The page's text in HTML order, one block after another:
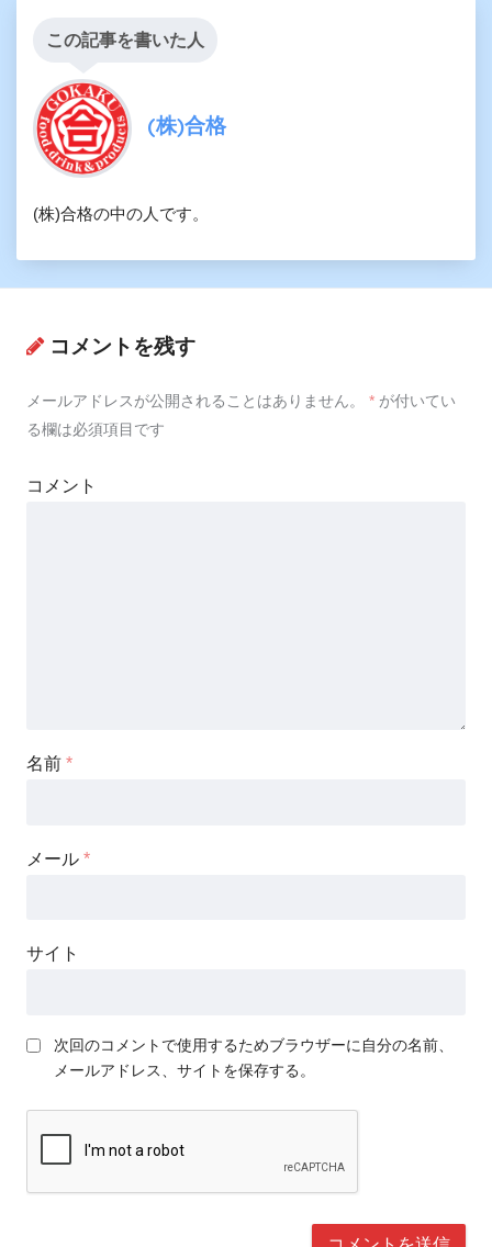
この記事を書いた人
(株)合格
(株)合格の中の人です。
コメントを残す
メールアドレスが公開されることはありません。 * が付いてい
る欄は必須項目です
コメント
名前 *
メール *
サイト
次回のコメントで使用するためブラウザーに自分の名前、
メールアドレス、サイトを保存する。